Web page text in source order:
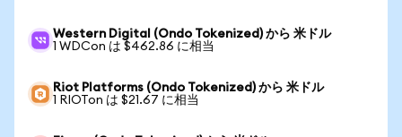
Western Digital (Ondo Tokenized) から 米ドル
1 WDCon は $462.86 に相当
Riot Platforms (Ondo Tokenized) から 米ドル
1 RIOTon は $21.67 に相当